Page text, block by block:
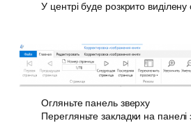
У центрі буде розкрито виділену
Огляньте панель зверху
Перегляньте закладки на панелі